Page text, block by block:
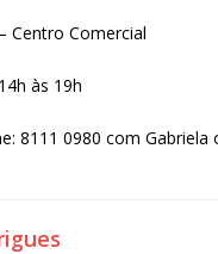
Centro Comercial
às 19h
8111 0980 com Gabriela